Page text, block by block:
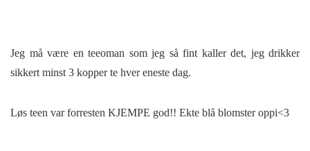
Jeg må være en teeoman som jeg så fint kaller det, jeg drikker
sikkert minst 3 kopper te hver eneste dag.
Løs teen var forresten KJEMPE god!! Ekte blå blomster oppi<3